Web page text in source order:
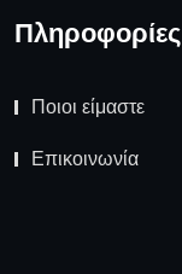
Πληροφορίες
Ποιοι είμαστε
Επικοινωνία